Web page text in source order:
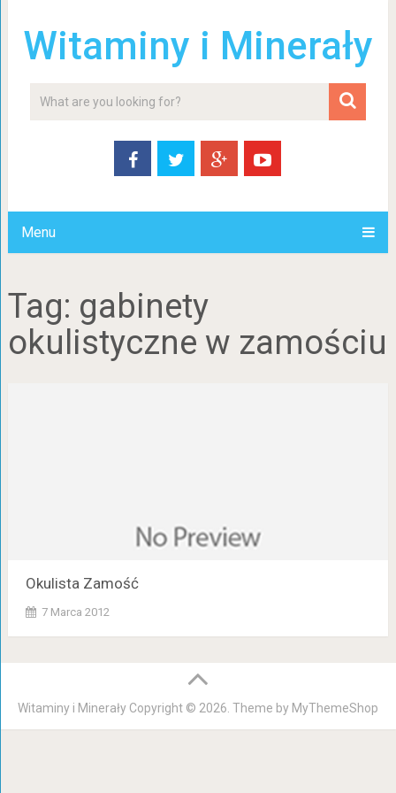
Witaminy i Minerały
Menu
Tag: gabinety
okulistyczne w zamościu
Okulista Zamość
7 Marca 2012
Witaminy i Minerały Copyright © 2026. Theme by MyThemeShop